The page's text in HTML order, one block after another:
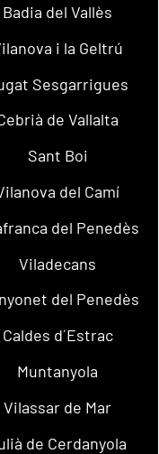
Badia del Vallès
i la Geltrú
Sesgarrigues
de Vallalta
Sant Boi
del Camí
del Penedès
Viladecans
del Penedès
Caldes d´Estrac
Muntanyola
Vilassar de Mar
de Cerdanyola